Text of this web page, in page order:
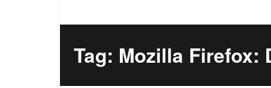
Tag: Mozilla Firefox: